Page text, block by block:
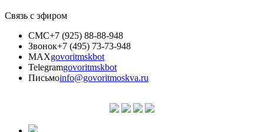
Связь с эфиром
СМС+7 (925) 88-88-948
Звонок+7 (495) 73-73-948
MAXgovoritmskbot
Telegramgovoritmskbot
Письмоinfo@govoritmoskva.ru